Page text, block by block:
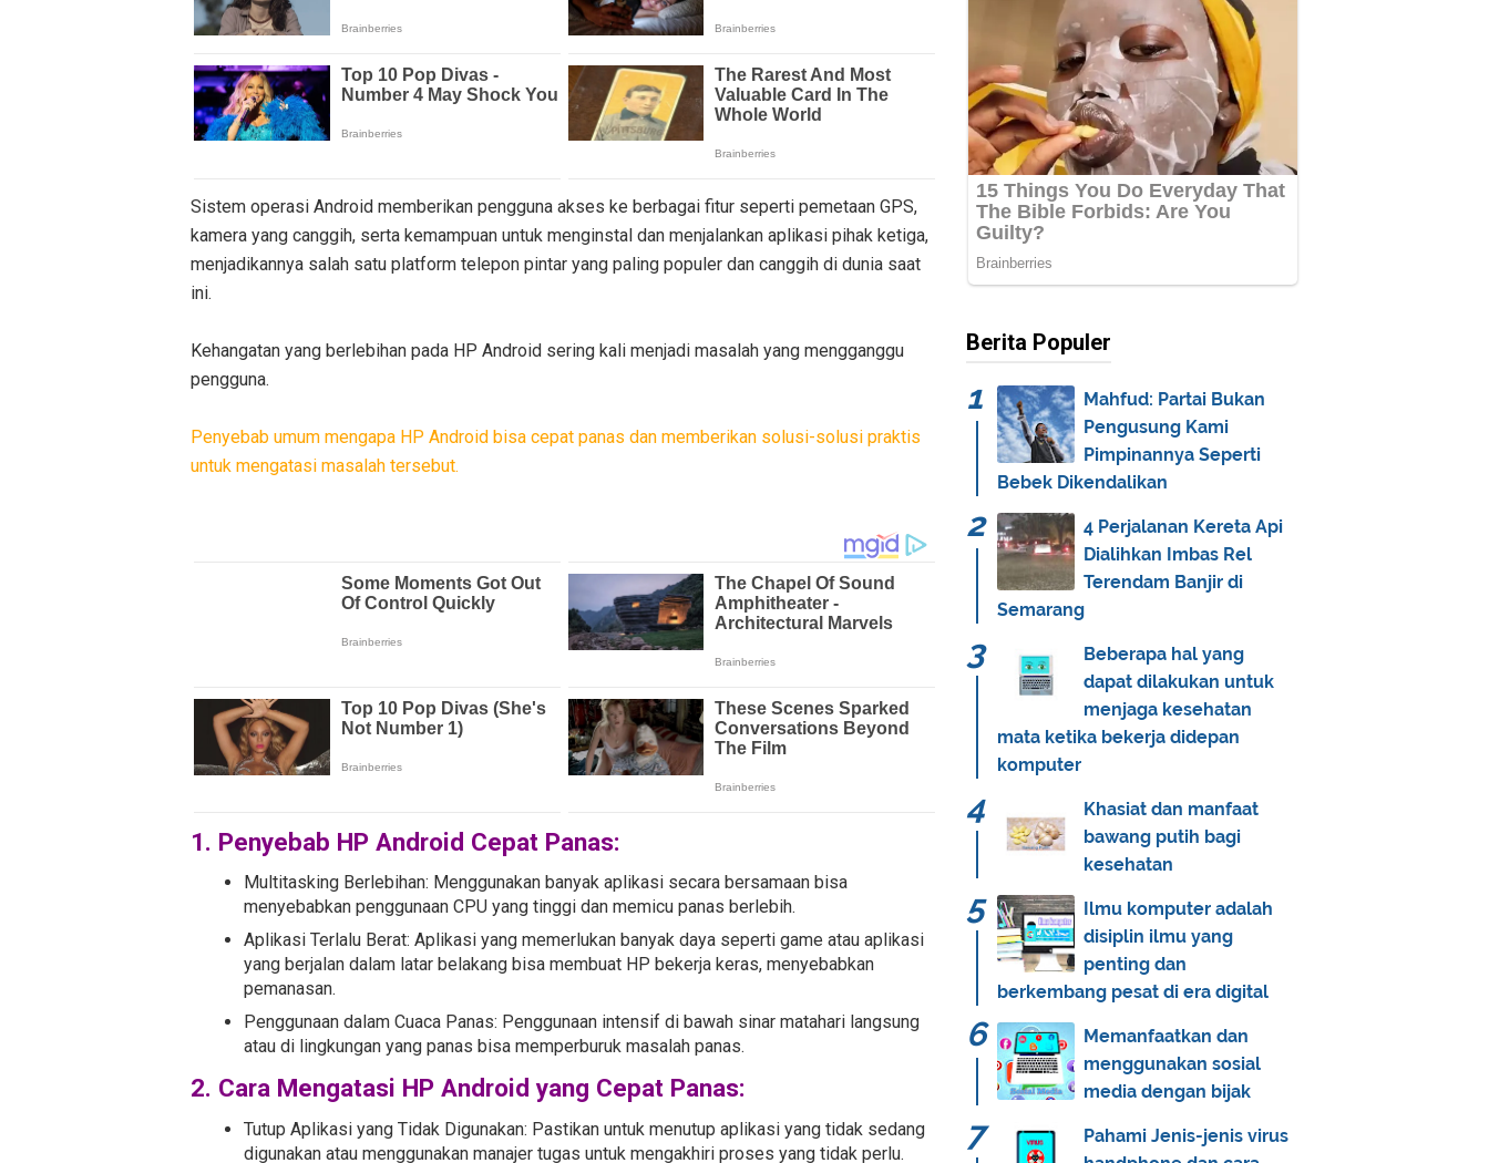
Sistem operasi Android memberikan pengguna akses ke berbagai fitur seperti pemetaan GPS,
kamera yang canggih, serta kemampuan untuk menginstal dan menjalankan aplikasi pihak ketiga,
menjadikannya salah satu platform telepon pintar yang paling populer dan canggih di dunia saat
ini.
Kehangatan yang berlebihan pada HP Android sering kali menjadi masalah yang mengganggu
pengguna.
Penyebab umum mengapa HP Android bisa cepat panas dan memberikan solusi-solusi praktis
untuk mengatasi masalah tersebut.
1. Penyebab HP Android Cepat Panas:
Multitasking Berlebihan: Menggunakan banyak aplikasi secara bersamaan bisa
menyebabkan penggunaan CPU yang tinggi dan memicu panas berlebih.
Aplikasi Terlalu Berat: Aplikasi yang memerlukan banyak daya seperti game atau aplikasi
yang berjalan dalam latar belakang bisa membuat HP bekerja keras, menyebabkan
pemanasan.
Penggunaan dalam Cuaca Panas: Penggunaan intensif di bawah sinar matahari langsung
atau di lingkungan yang panas bisa memperburuk masalah panas.
2. Cara Mengatasi HP Android yang Cepat Panas:
Tutup Aplikasi yang Tidak Digunakan: Pastikan untuk menutup aplikasi yang tidak sedang
digunakan atau menggunakan manajer tugas untuk mengakhiri proses yang tidak perlu.
Berita Populer
Mahfud: Partai Bukan
Pengusung Kami
Pimpinannya Seperti
Bebek Dikendalikan
4 Perjalanan Kereta Api
Dialihkan Imbas Rel
Terendam Banjir di
Semarang
Beberapa hal yang
dapat dilakukan untuk
menjaga kesehatan
mata ketika bekerja didepan
komputer
Khasiat dan manfaat
bawang putih bagi
kesehatan
Ilmu komputer adalah
disiplin ilmu yang
penting dan
berkembang pesat di era digital
Memanfaatkan dan
menggunakan sosial
media dengan bijak
Pahami Jenis-jenis virus